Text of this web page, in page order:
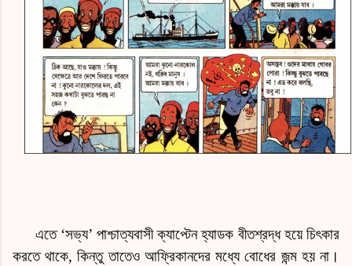
এতে ‘সভ্য’ পাশ্চাত্যবাসী ক্যাপ্টেন হ্যাডক বীতশ্রদ্ধ হয়ে চিৎকার
করতে থাকে, কিন্তু তাতেও আফ্রিকানদের মধ্যে বোধের জন্ম হয় না।